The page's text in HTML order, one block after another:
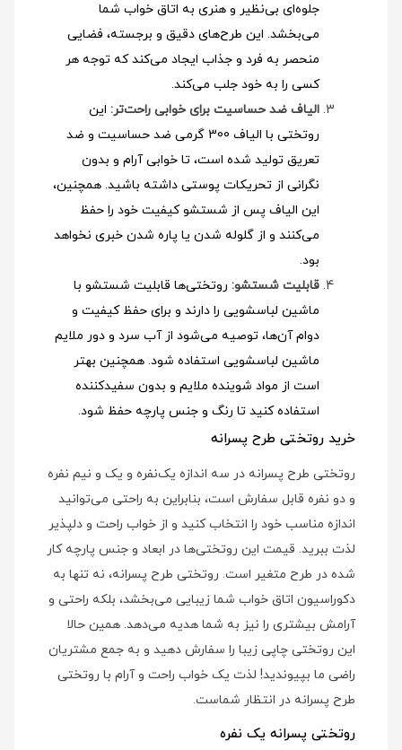
جلوه‌ای بی‌نظیر و هنری به اتاق خواب شما
می‌بخشد. این طرح‌های دقیق و برجسته، فضایی
منحصر به فرد و جذاب ایجاد می‌کند که توجه هر
کسی را به خود جلب می‌کند.
الیاف ضد حساسیت برای خوابی راحت‌تر: این
روتختی با الیاف 300 گرمی ضد حساسیت و ضد
تعریق تولید شده است، تا خوابی آرام و بدون
نگرانی از تحریکات پوستی داشته باشید. همچنین،
این الیاف پس از شستشو کیفیت خود را حفظ
می‌کنند و از گلوله شدن یا پاره شدن خبری نخواهد
بود.
قابلیت شستشو: روتختی‌ها قابلیت شستشو با
ماشین لباسشویی را دارند و برای حفظ کیفیت و
دوام آن‌ها، توصیه می‌شود از آب سرد و دور ملایم
ماشین لباسشویی استفاده شود. همچنین بهتر
است از مواد شوینده ملایم و بدون سفیدکننده
استفاده کنید تا رنگ و جنس پارچه حفظ شود.
خرید روتختی طرح پسرانه
روتختی طرح پسرانه در سه اندازه یک‌نفره و یک و نیم نفره
و دو نفره قابل سفارش است، بنابراین به راحتی می‌توانید
اندازه مناسب خود را انتخاب کنید و از خواب راحت و دلپذیر
لذت ببرید. قیمت این روتختی‌ها در ابعاد و جنس پارچه کار
شده در طرح متغیر است. روتختی طرح پسرانه، نه تنها به
دکوراسیون اتاق خواب شما زیبایی می‌بخشد، بلکه راحتی و
آرامش بیشتری را نیز به شما هدیه می‌دهد. همین حالا
این روتختی چاپی زیبا را سفارش دهید و به جمع مشتریان
راضی ما بپیوندید! لذت یک خواب راحت و آرام با روتختی
طرح پسرانه در انتظار شماست.
روتختی پسرانه یک نفره